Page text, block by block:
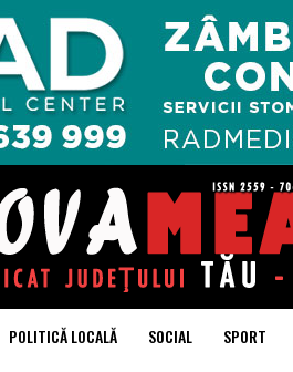
POLITICĂ LOCALĂ SOCIAL SPORT